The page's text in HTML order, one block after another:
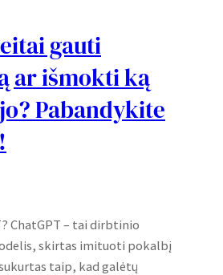
gauti
ar išmokti ką
Pabandykite
ChatGPT – tai dirbtinio
skirtas imituoti pokalbį
taip, kad galėtų